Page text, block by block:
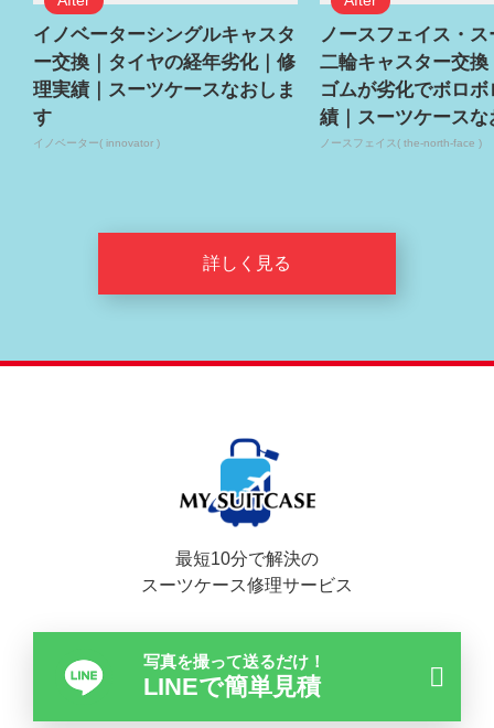
イノベーターシングルキャスタ
ー交換｜タイヤの経年劣化｜修
理実績｜スーツケースなおしま
す
イノベーター( innovator )
ノースフェイス・
二輪キャスター交換
ゴムが劣化でボロ
績｜スーツケースな
ノースフェイス( the-north-face )
詳しく見る
最短10分で解決の
スーツケース修理サービス
写真を撮って送るだけ！
LINEで簡単見積